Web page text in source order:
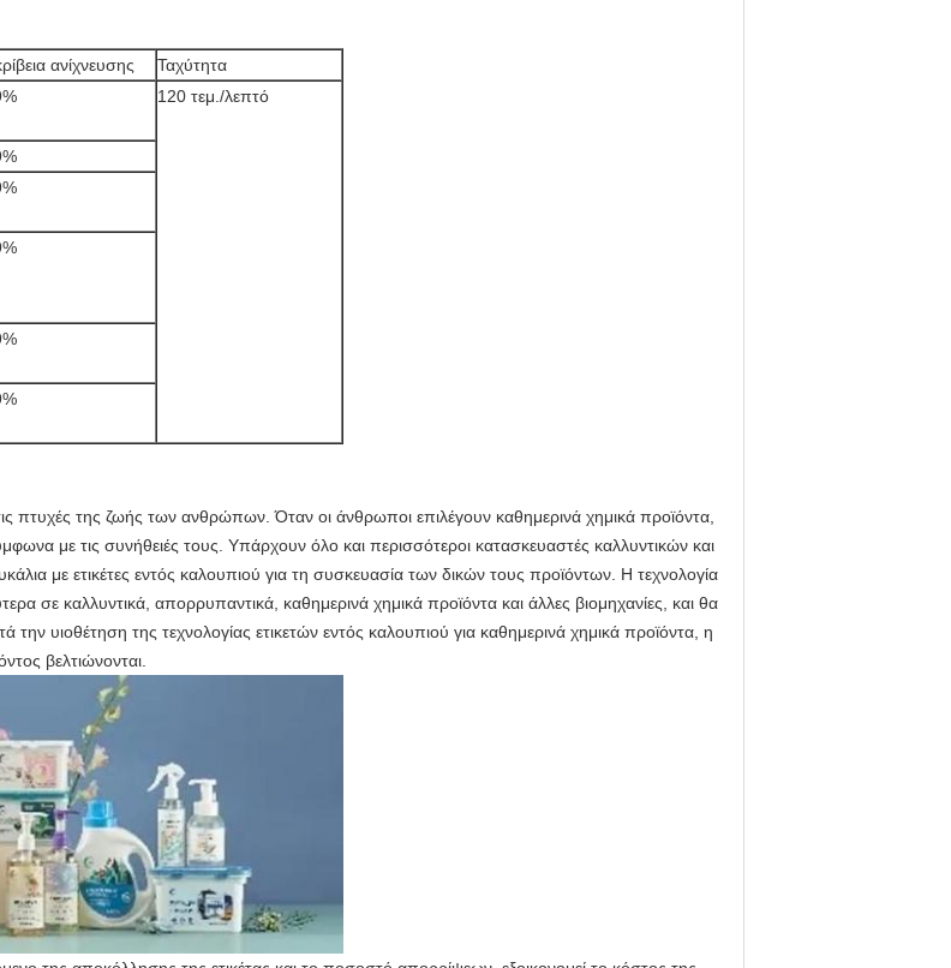
ανίχνευσης
Ταχύτητα
120 τεμ./λεπτό
πτυχές της ζωής των ανθρώπων. Όταν οι άνθρωποι επιλέγουν καθημερινά χημικά προϊόντα,
με τις συνήθειές τους. Υπάρχουν όλο και περισσότεροι κατασκευαστές καλλυντικών και
με ετικέτες εντός καλουπιού για τη συσκευασία των δικών τους προϊόντων. Η τεχνολογία
σε καλλυντικά, απορρυπαντικά, καθημερινά χημικά προϊόντα και άλλες βιομηχανίες, και θα
υιοθέτηση της τεχνολογίας ετικετών εντός καλουπιού για καθημερινά χημικά προϊόντα, η
βελτιώνονται.